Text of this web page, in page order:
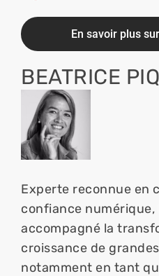
En savoir plus
BEATRICE
Experte reconnue en
confiance numérique,
accompagné la
croissance de
notamment en tant